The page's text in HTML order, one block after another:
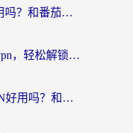
海外党必看：迅游VPN好用吗？和番茄加速器VPN对比哪个回国效果更好？
海外党必看：如何选对cn vpn，轻松解锁国内影音游戏？
海外党必看：ChickCN VPN好用吗？和星河VPN对比哪个回国效果更好？附真实体验+避坑指南